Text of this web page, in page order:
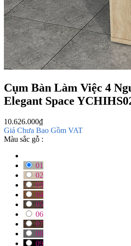
Cụm Bàn Làm Việc 4
Elegant Space
10.626.000₫
Giá Chưa Bao Gồm VAT
Màu sắc gỗ :
01
02
03
04
05
06
07
08
09